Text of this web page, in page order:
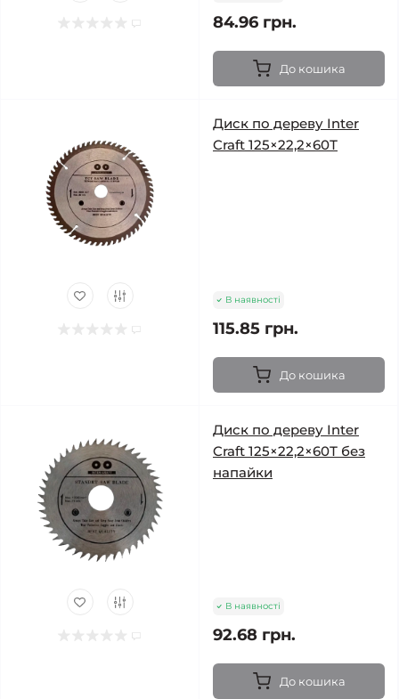
84.96 грн.
До кошика
Диск по дереву Inter
Craft 125×22,2×60Т
В наявності
115.85 грн.
До кошика
Диск по дереву Inter
Craft 125×22,2×60Т без
напайки
В наявності
92.68 грн.
До кошика